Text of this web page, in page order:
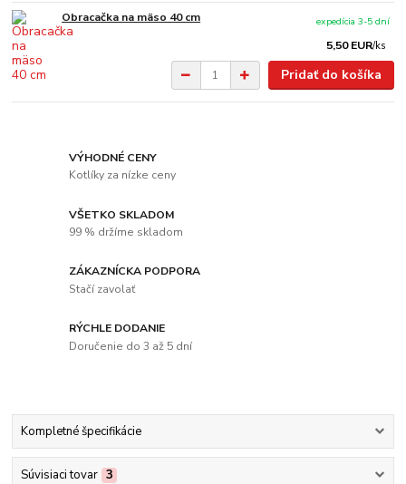
Obracačka na mäso 40 cm
5,50 EUR/ks
expedícia 3-5 dní
Pridať do košíka
VÝHODNÉ CENY
Kotlíky za nízke ceny
VŠETKO SKLADOM
99 % držíme skladom
ZÁKAZNÍCKA PODPORA
Stačí zavolať
RÝCHLE DODANIE
Doručenie do 3 až 5 dní
Kompletné špecifikácie
Súvisiaci tovar 3